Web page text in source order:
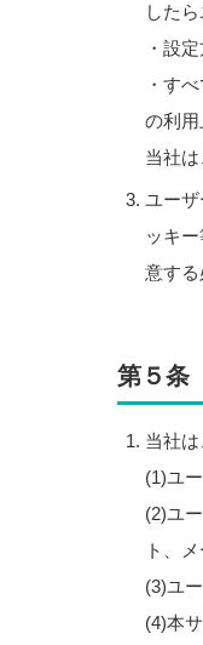
した
・設
・す
の利用
当社
ユー
ッキ
意する
第５条
当社
(1)ユ
(2)ユ
ト、
(3)ユ
(4)本